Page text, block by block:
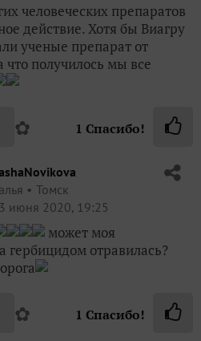
человеческих препаратов
действие. Хотя бы Виагру
ученые препарат от
что получилось мы все
✿ 1 Спасибо!
Томск
июня 2020, 19:25
может моя
гербицидом отравилась?
✿ 1 Спасибо!